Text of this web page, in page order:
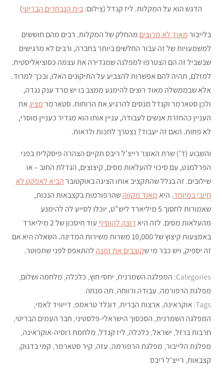
הדגש הוא על המקלות. ליז קנדל (צילום:בית הנבחרים הבריטי)
בלייבורמאוד לא מרוצים מהחלק של המקלות. רבים מהם חוששים
למשמעויות של זה עבור החלשים ביותר בחברה, ורבים לא מרגישים
שבשביל זה הם הצטרפו למפלגה שמגדירה את עצמה כסוציאליסטית.
למזלם, תהיה להם אפשרות להצביע על התיקונים האלו, ובכך למרוד.
אלא שבממשלה מאוד רוצים להימנע ממצב בו יש מרד ענק נגדה,
ולכן סטארמר וקנדל מנסים להרגיע את הרוחות. סטארמרמציגאת
העניין כהחזרת אנשים לעבודה, עניין אותו הוא מגדיר כעניין מוסרי,
לא פחות. האם זה יעבוד? נצטרך לחכות ולראות.
והשבוע (ד’) שרת האוצר רייצ’ל ריבס תקיים הצהרה פיסקלית בפני
הפרלמנט, עם סיכוי להעלאות מסים, קיצוצים, הגדלת החוב – או
שילובים. זה בגלל שהתקציב אותו הציגה באוקטוברהביא לאפקט לא
חיובי במיוחד. היאמאוד מקווהשהרפורמות בקצבאות הנכות,
שאמורות לחסוך 5 מיליארד ליש”ט, יוכלו לסייע לה להימנע
מהעלאות מסים. לזה היארוצה להוסיף
עוד חיסכון של 2 מיליארד
באמצעות קיצוץ של 10,000 משרות משירות המדינה. השאלה היא אם
זה יספיק, ויש כבר מי שקוצבים את זמנה להתאפס לפני שתפוטר.
Categories: המפלגה השמרנית, יחסי חוץ, כלכלה, מלחמה ושלום,
מפלגת הרפורמה, עבודה ורווחה, תה מנחה
Tags: אוקראינה, ארצות הברית, דונלד טראמפ, דייוויד לאמי,
המפלגה השמרנית, הסכסוך הישראלי-פלסטיני, חבר העמים הבריטי,
חרבות ברזל, ישראל, כלכלה, ליז קנדל, מלחמת רוסיה-אוקראינה,
מפלגת הלייבור, מפלגת הרפורמה, עזה, קיר סטארמר, קמי בדנוק,
קצבאות, רייצ'ל ריבס